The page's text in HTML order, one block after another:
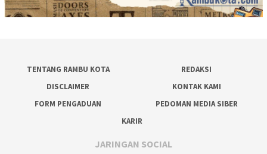
TENTANG RAMBU KOTA
REDAKSI
DISCLAIMER
KONTAK KAMI
FORM PENGADUAN
PEDOMAN MEDIA SIBER
KARIR
JARINGAN SOCIAL